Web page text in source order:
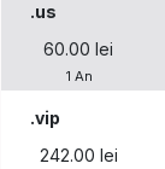
.us
60.00 lei
1 An
.vip
242.00 lei